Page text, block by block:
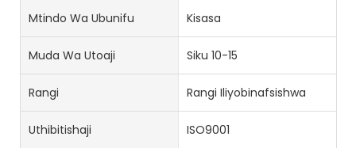
Mtindo Wa Ubunifu Kisasa
Muda Wa Utoaji Siku 10-15
Rangi Rangi Iliyobinafsishwa
Uthibitishaji ISO9001